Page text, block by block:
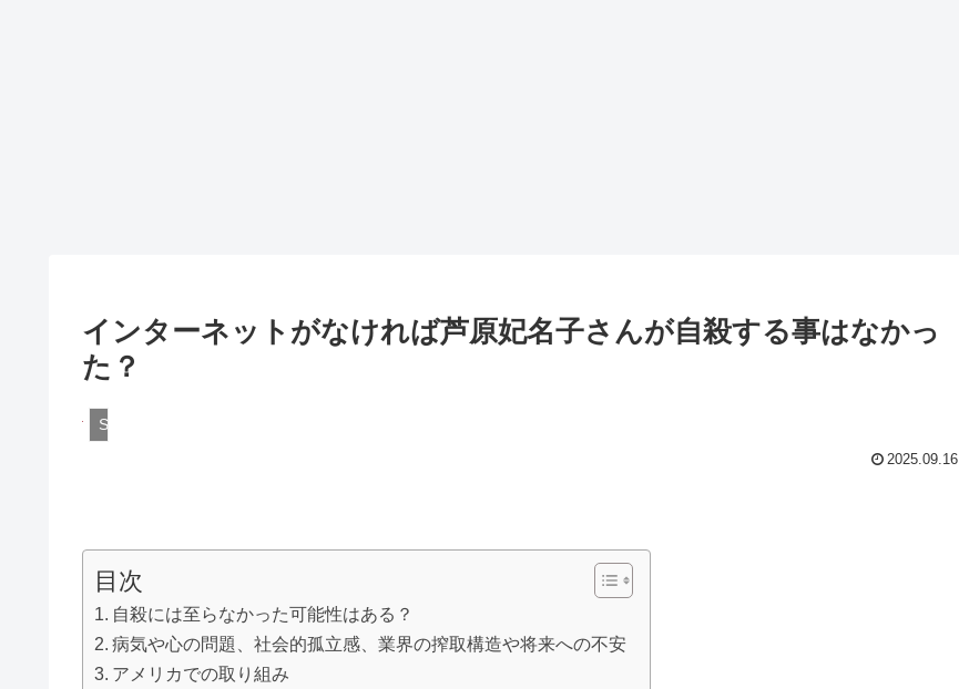
インターネットがなければ芦原妃名子さんが自殺する事はなかっ
た？
Scandal
2025.09.16
目次
自殺には至らなかった可能性はある？
病気や心の問題、社会的孤立感、業界の搾取構造や将来への不安
アメリカでの取り組み